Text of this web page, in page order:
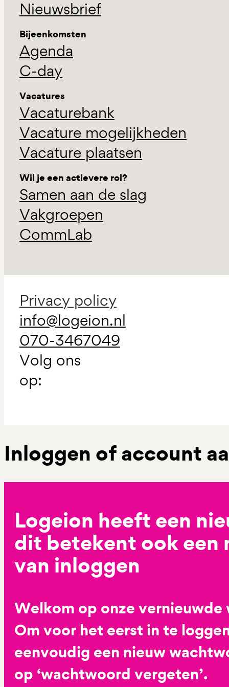
Nieuwsbrief
Bijeenkomsten
Agenda
C-day
Vacatures
Vacaturebank
Vacature mogelijkheden
Vacature plaatsen
Wil je een actievere rol?
Samen aan de slag
Vakgroepen
CommLab
Privacy policy
info@logeion.nl
070-3467049
Volg ons
op:
Inloggen of account
Logeion heeft een
dit betekent ook een
van inloggen
Welkom op onze vernieuwde
Om voor het eerst in te
eenvoudig een nieuw
op ‘wachtwoord vergeten’.